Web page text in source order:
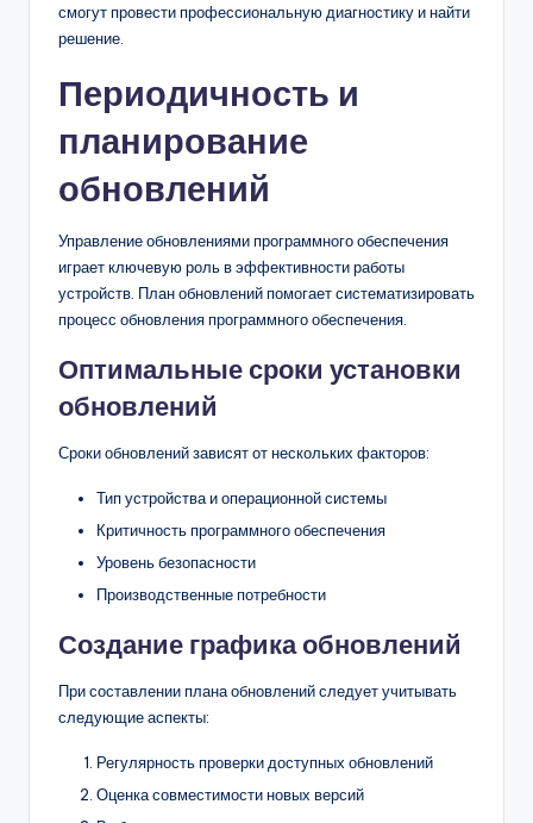
смогут провести профессиональную диагностику и найти
решение.
Периодичность и
планирование
обновлений
Управление обновлениями программного обеспечения
играет ключевую роль в эффективности работы
устройств. План обновлений помогает систематизировать
процесс обновления программного обеспечения.
Оптимальные сроки установки
обновлений
Сроки обновлений зависят от нескольких факторов:
Тип устройства и операционной системы
Критичность программного обеспечения
Уровень безопасности
Производственные потребности
Создание графика обновлений
При составлении плана обновлений следует учитывать
следующие аспекты:
Регулярность проверки доступных обновлений
Оценка совместимости новых версий